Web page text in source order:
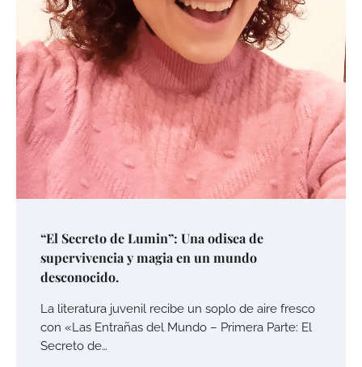
“El Secreto de Lumin”: Una odisea de
supervivencia y magia en un mundo
desconocido.
La literatura juvenil recibe un soplo de aire fresco
con «Las Entrañas del Mundo – Primera Parte: El
Secreto de…